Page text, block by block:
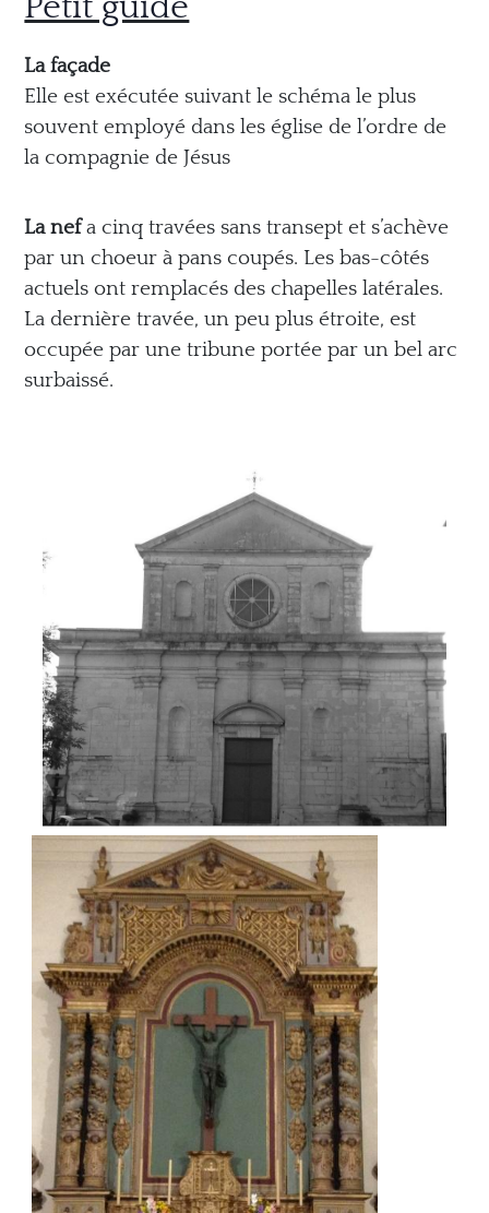
La façade
Elle est exécutée suivant le schéma le plus
souvent employé dans les église de l’ordre de
lacompagnie de Jésus
La nefa cinq travées sans transept et s’achève
par un choeur à pans coupés.Les bas-côtés
actuels ont remplacés des chapelles latérales.
La dernière travée, un peu plus étroite, est
occupée par une tribuneportée par un bel arc
surbaissé.